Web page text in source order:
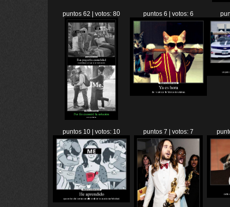
puntos 62 | votos: 80 puntos 6 | votos: 6
puntos 10 | votos: 10 puntos 7 | votos: 7